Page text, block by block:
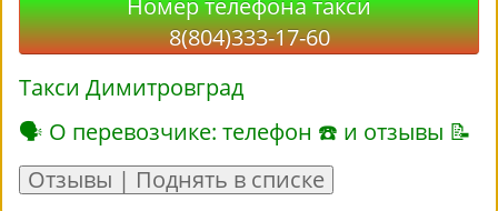
Номер телефона такси
8(804)333-17-60
Такси Димитровград
🗣 О перевозчике: телефон ☎ и отзывы 📝
Отзывы | Поднять в списке